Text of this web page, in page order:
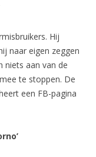
Hij
naar eigen zeggen
niets aan van de
te stoppen. De
een FB-pagina